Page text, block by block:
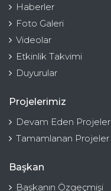
Haberler
Foto Galeri
Videolar
Etkinlik Takvimi
Duyurular
Projelerimiz
Devam Eden Projeler
Tamamlanan Projeler
Başkan
Başkanın Özgeçmişi